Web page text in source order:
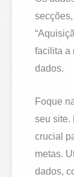
secções,
facilita a
dados.
Foque
seu site.
crucial
metas.
dados,